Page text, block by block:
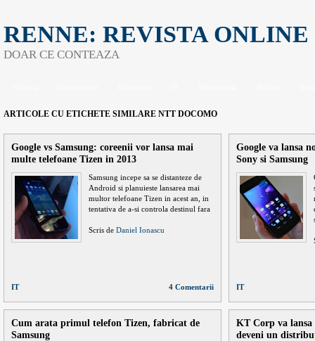
RENNE: REVISTA ONLINE
DOAR CE CONTEAZA
ARTICOLE CU ETICHETE SIMILARE NTT DOCOMO
Google vs Samsung: coreenii vor lansa mai
multe telefoane Tizen in 2013
Samsung incepe sa se distanteze de
Android si planuieste lansarea mai
multor telefoane Tizen in acest an, in
tentativa de a-si controla destinul fara
Scris de Daniel Ionascu
IT 4 Comentarii
Google va lansa
Sony si Samsung
IT
Cum arata primul telefon Tizen, fabricat de
Samsung
KT Corp va
deveni un